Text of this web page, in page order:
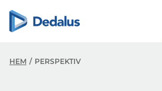
HEM PERSPEKTIV